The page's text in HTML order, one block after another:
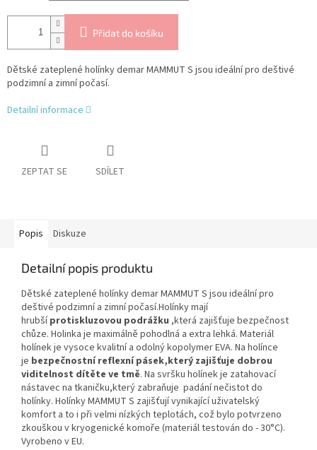
Přidat do košíku
Dětské zateplené holínky demar MAMMUT S jsou ideální pro deštivé
podzimní a zimní počasí.
Detailní informace
ZEPTAT SE SDÍLET
Popis Diskuze
Detailní popis produktu
Dětské zateplené holínky demar MAMMUT S jsou ideální pro
deštivé podzimní a zimní počasí.Holínky mají
hrubšíprotiskluzovou podrážku ,která zajišťuje bezpečnost
chůze. Holinka je maximálně pohodlná a extra lehká. Materiál
holínek je vysoce kvalitní a odolný kopolymer EVA. Na holínce
je bezpečnostní reflexní pásek,který zajišťuje dobrou
viditelnost dítěte ve tmě. Na svršku holínek je zatahovací
nástavec na tkaničku,který zabraňuje padání nečistot do
holínky. Holínky MAMMUT S zajišťují vynikající uživatelský
komfort a to i při velmi nízkých teplotách, což bylo potvrzeno
zkouškou v kryogenické komoře (materiál testován do - 30°C).
Vyrobeno v EU.